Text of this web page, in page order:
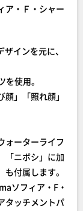
ア・Ｆ・シャー
インを元に、
使用。
」「照れ顔」
ォーターライフ
「ニボシ」に加
付属します。
ソフィア・F・
タッチメントパ